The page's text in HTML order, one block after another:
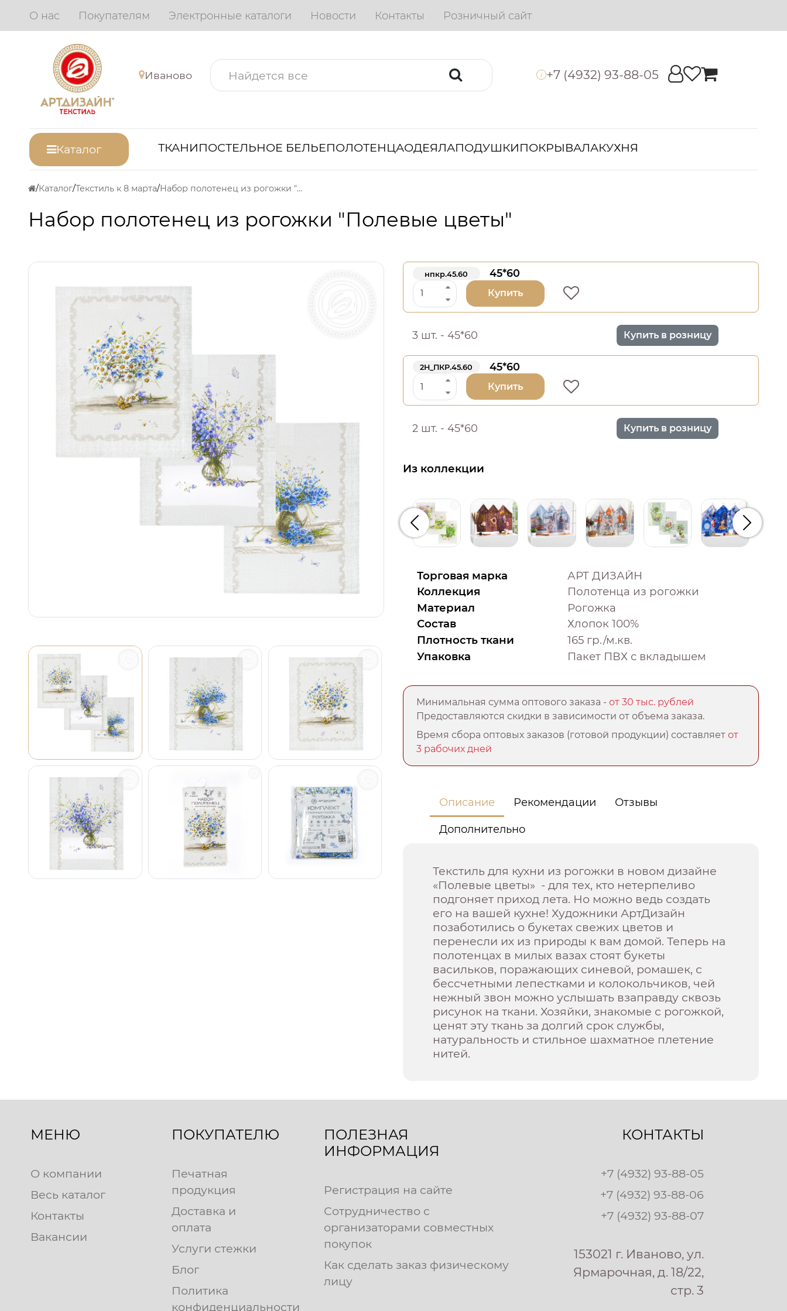
О нас Покупателям Электронные каталоги Новости Контакты Розничный сайт
Иваново i +7 (4932) 93-88-05
Каталог ТКАНИПОСТЕЛЬНОЕ БЕЛЬЕПОЛОТЕНЦАОДЕЯЛАПОДУШКИПОКРЫВАЛАКУХНЯ
Каталог Текстиль к 8 марта Набор полотенец из рогожки "Полевые цветы"
Набор полотенец из рогожки "Полевые цветы"
нпкр.45.60 45*60
Купить
3 шт. - 45*60 Купить в розницу
2Н_ПКР.45.60 45*60
Купить
2 шт. - 45*60 Купить в розницу
Из коллекции
Предыдущий
Торговая марка
АРТ ДИЗАЙН
Коллекция
Полотенца из рогожки
Материал
Рогожка
Состав
Хлопок 100%
Плотность ткани
165 гр./м.кв.
Упаковка
Пакет ПВХ с вкладышем
Минимальная сумма оптового заказа -от 30 тыс. рублей
Предоставляются скидки в зависимости от объема заказа.
Время сбора оптовых заказов (готовой продукции) составляетот
3 рабочих дней
Описание Рекомендации Отзывы
Дополнительно
Текстиль для кухни из рогожки в новом дизайне
«Полевые цветы» - для тех, кто нетерпеливо
подгоняет приход лета. Но можно ведь создать
его на вашей кухне! Художники АртДизайн
позаботились о букетах свежих цветов и
перенесли их из природы к вам домой. Теперь на
полотенцах в милых вазах стоят букеты
васильков, поражающих синевой, ромашек, с
бессчетными лепестками и колокольчиков, чей
нежный звон можно услышать взаправду сквозь
рисунок на ткани. Хозяйки, знакомые с рогожкой,
ценят эту ткань за долгий срок службы,
натуральность и стильное шахматное плетение
нитей.
МЕНЮ
О компании
Весь каталог
Контакты
Вакансии
ПОКУПАТЕЛЮ
Печатная
продукция
Доставка и
оплата
Услуги стежки
Блог
Политика
конфиденциальности
ПОЛЕЗНАЯ
ИНФОРМАЦИЯ
Регистрация на сайте
Сотрудничество с
организаторами совместных
покупок
Как сделать заказ физическому
лицу
КОНТАКТЫ
+7 (4932) 93-88-05
+7 (4932) 93-88-06
+7 (4932) 93-88-07
153021 г. Иваново, ул.
Ярмарочная, д. 18/22,
стр. 3